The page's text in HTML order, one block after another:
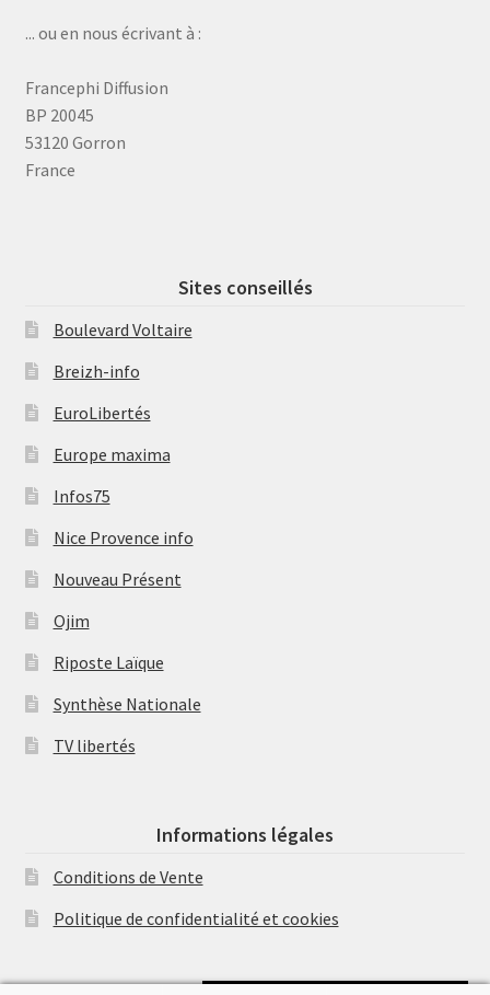
... ou en nous écrivant à :
Francephi Diffusion
BP 20045
53120 Gorron
France
Sites conseillés
Boulevard Voltaire
Breizh-info
EuroLibertés
Europe maxima
Infos75
Nice Provence info
Nouveau Présent
Ojim
Riposte Laïque
Synthèse Nationale
TV libertés
Informations légales
Conditions de Vente
Politique de confidentialité et cookies